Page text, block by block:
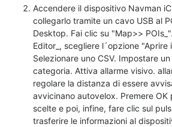
Accendere il dispositivo Navman
collegarlo tramite un cavo USB al
Desktop. Fai clic su "Map>>
Editor_, scegliere l´opzione "Aprire
Selezionare uno CSV. Impostare
categoria. Attiva allarme visivo.
regolare la distanza di essere
avvicinano autovelox. Premere OK
scelte e poi, infine, fare clic sul
trasferire le informazioni al